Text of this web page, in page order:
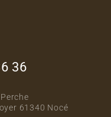
36
61340 Nocé